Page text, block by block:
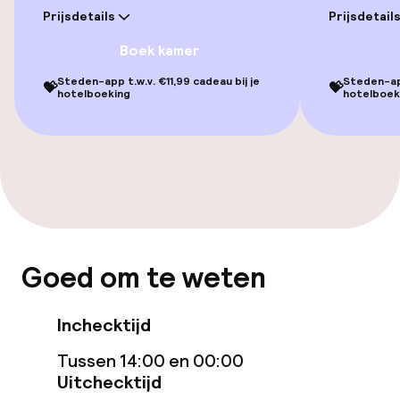
Kamers
Voor toegankelijkheid
geoptimaliseerde kamers beschikbaar
TV lounge
Eet- en drinkgelegenheden
Bar
Prijsdetails
Boek kamer
💝Steden-app t.w.v. €11,99 cadeau bij je
hotelboeking
Prijsdetails
💝Steden-
Goed om te weten
Inchecktijd
Tussen 14:00 en 00:00
Uitchecktijd